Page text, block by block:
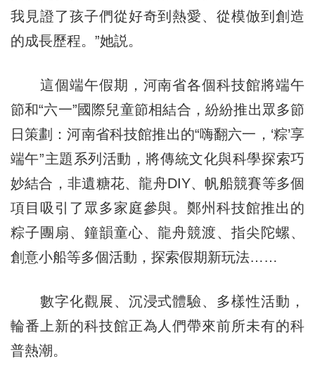
我見證了孩子們從好奇到熱愛、從模倣到創造
的成長歷程。”她説。
這個端午假期，河南省各個科技館將端午
節和“六一”國際兒童節相結合，紛紛推出眾多節
日策劃：河南省科技館推出的“嗨翻六一，‘粽’享
端午”主題系列活動，將傳統文化與科學探索巧
妙結合，非遺糖花、龍舟DIY、帆船競賽等多個
項目吸引了眾多家庭參與。鄭州科技館推出的
粽子團扇、鐘韻童心、龍舟競渡、指尖陀螺、
創意小船等多個活動，探索假期新玩法……
數字化觀展、沉浸式體驗、多樣性活動，
輪番上新的科技館正為人們帶來前所未有的科
普熱潮。